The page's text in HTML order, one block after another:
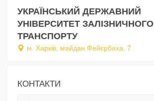
УКРАЇНСЬКИЙ ДЕРЖАВНИЙ
УНІВЕРСИТЕТ ЗАЛІЗНИЧНОГО
ТРАНСПОРТУ
м. Харків, майдан Фейєрбаха, 7
КОНТАКТИ